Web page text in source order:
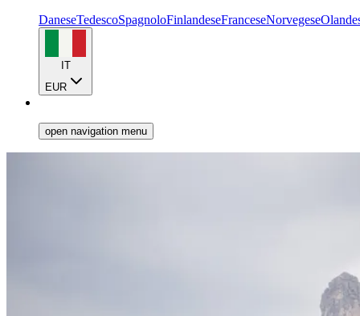
DaneseTedescoSpagnoloFinlandeseFranceseNorvegese
IT
EUR
open navigation menu